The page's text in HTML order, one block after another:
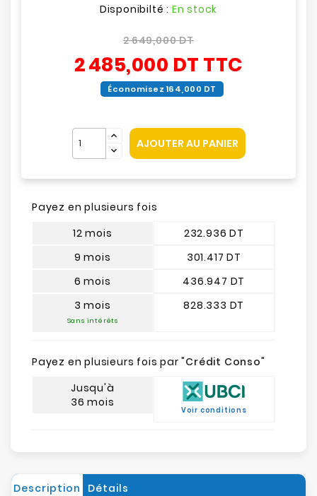
Disponibilté : En stock
2 649,000 DT
2 485,000 DT TTC
Économisez 164,000 DT
AJOUTER AU PANIER
Payez en plusieurs fois
12 mois
9 mois
6 mois
3 mois
Sans intérêts
232.936 DT
301.417 DT
436.947 DT
828.333 DT
Payez en plusieurs fois par "Crédit Conso"
Jusqu'à
36 mois
Voir conditions
Description Détails